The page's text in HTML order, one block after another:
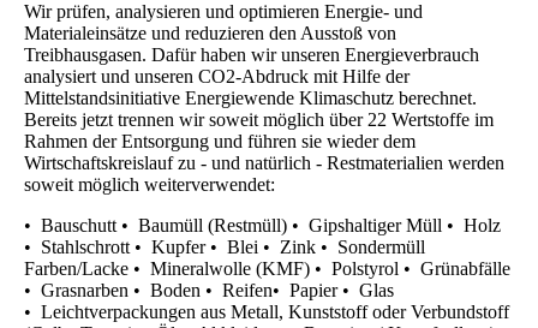
Wir prüfen, analysieren und optimieren Energie- und
Materialeinsätze und reduzieren den Ausstoß von
Treibhausgasen. Dafür haben wir unseren Energieverbrauch
analysiert und unseren CO2-Abdruck mit Hilfe der
Mittelstandsinitiative Energiewende Klimaschutz berechnet.
Bereits jetzt trennen wir soweit möglich über 22 Wertstoffe im
Rahmen der Entsorgung und führen sie wieder dem
Wirtschaftskreislauf zu - und natürlich - Restmaterialien werden
soweit möglich weiterverwendet:
• Bauschutt • Baumüll (Restmüll) • Gipshaltiger Müll • Holz
• Stahlschrott • Kupfer • Blei • Zink • Sondermüll
Farben/Lacke • Mineralwolle (KMF) • Polstyrol • Grünabfälle
• Grasnarben • Boden • Reifen• Papier • Glas
• Leichtverpackungen aus Metall, Kunststoff oder Verbundstoff